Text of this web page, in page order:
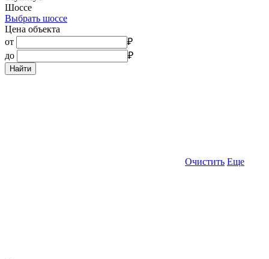
Шоссе
Выбрать шоссе
Цена объекта
от
₽
до
₽
Найти
Очистить Еще